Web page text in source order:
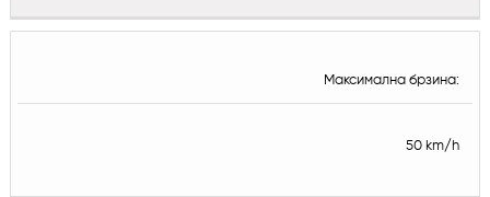
Максимална брзина:
50 km/h